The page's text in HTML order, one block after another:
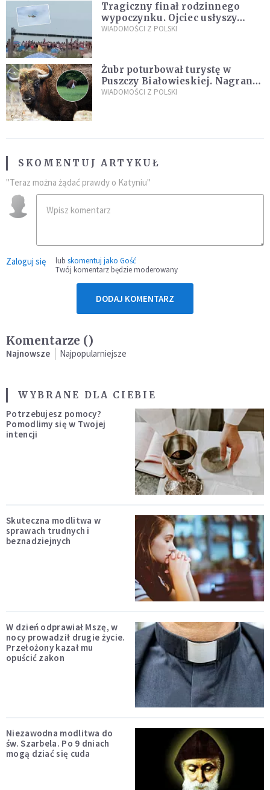
Tragiczny finał rodzinnego
wypoczynku. Ojciec usłyszy
zarzuty
WIADOMOŚCI Z POLSKI
Żubr poturbował turystę w
Puszczy Białowieskiej. Nagranie
daje do myślenia
WIADOMOŚCI Z POLSKI
SKOMENTUJ ARTYKUŁ
"Teraz można żądać prawdy o Katyniu"
Zaloguj się lub skomentuj jako Gość
Twój komentarz będzie moderowany
DODAJ KOMENTARZ
Komentarze ()
Najnowsze Najpopularniejsze
WYBRANE DLA CIEBIE
Potrzebujesz pomocy?
Pomodlimy się w Twojej
intencji
Skuteczna modlitwa w
sprawach trudnych i
beznadziejnych
W dzień odprawiał Mszę, w
nocy prowadził drugie życie.
Przełożony kazał mu
opuścić zakon
Niezawodna modlitwa do
św. Szarbela. Po 9 dniach
mogą dziać się cuda